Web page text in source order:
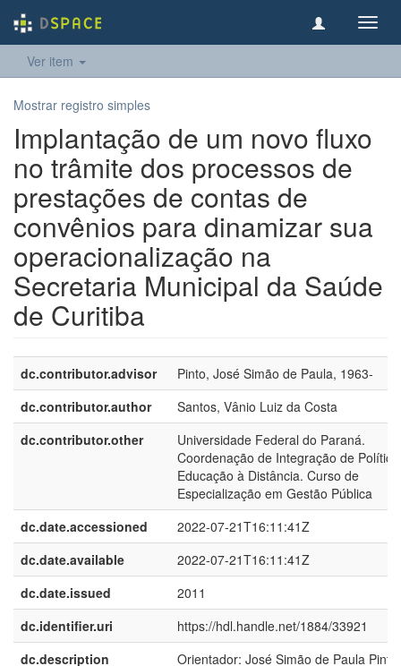
Ver item
Mostrar registro simples
Implantação de um novo fluxo
no trâmite dos processos de
prestações de contas de
convênios para dinamizar sua
operacionalização na
Secretaria Municipal da Saúde
de Curitiba
dc.contributor.advisor
Pinto, José Simão de Paula, 1963-
dc.contributor.author
Santos, Vânio Luiz da Costa
dc.contributor.other
Universidade Federal do Paraná.
Coordenação de Integração de
Educação à Distância. Curso de
Especialização em Gestão Pública
dc.date.accessioned
2022-07-21T16:11:41Z
dc.date.available
2022-07-21T16:11:41Z
dc.date.issued
2011
dc.identifier.uri
https://hdl.handle.net/1884/33921
dc.description
Orientador: José Simão de Paula Pinto